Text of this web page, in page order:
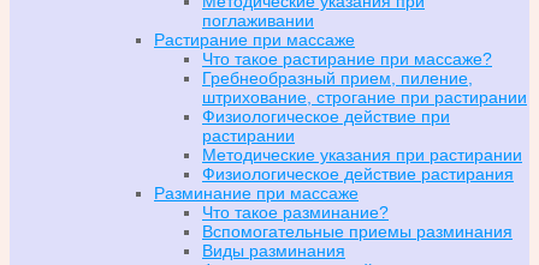
поглаживании
Растирание при массаже
Что такое растирание при массаже?
Гребнеобразный прием, пиление,
штрихование, строгание при растирании
Физиологическое действие при
растирании
Методические указания при растирании
Физиологическое действие растирания
Разминание при массаже
Что такое разминание?
Вспомогательные приемы разминания
Виды разминания